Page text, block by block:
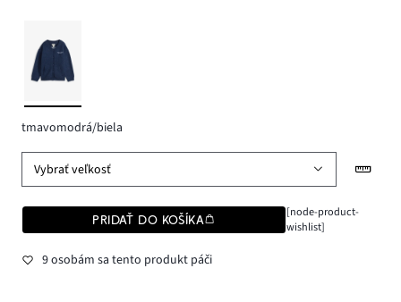
tmavomodrá/biela
Vybrať veľkosť
PRIDAŤ DO KOŠÍKA
[node-product-
wishlist]
9 osobám sa tento produkt páči